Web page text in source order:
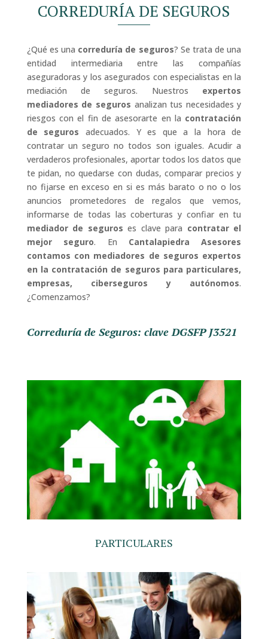
CORREDURÍA DE SEGUROS
¿Qué es una correduría de seguros? Se trata de una
entidad intermediaria entre las compañías
aseguradoras y los asegurados con especialistas en la
mediación de seguros. Nuestros expertos
mediadores de seguros analizan tus necesidades y
riesgos con el fin de asesorarte en la contratación
de seguros adecuados. Y es que a la hora de
contratar un seguro no todos son iguales. Acudir a
verdaderos profesionales, aportar todos los datos que
te pidan, no quedarse con dudas, comparar precios y
no fijarse en exceso en si es más barato o no o los
anuncios prometedores de regalos que vemos,
informarse de todas las coberturas y confiar en tu
mediador de seguros es clave para contratar el
mejor seguro. En Cantalapiedra Asesores
contamos con mediadores de seguros expertos
en la contratación de seguros para particulares,
empresas, ciberseguros y autónomos.
¿Comenzamos?
Correduría de Seguros: clave DGSFP J3521
PARTICULARES